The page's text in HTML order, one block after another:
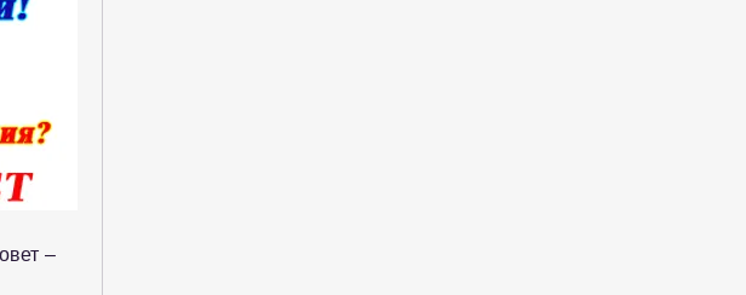
–